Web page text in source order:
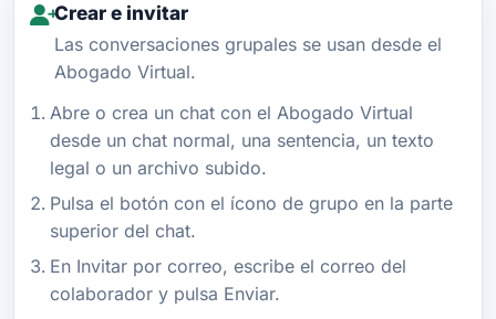
Crear e invitar
Las conversaciones grupales se usan desde el
Abogado Virtual.
Abre o crea un chat con el Abogado Virtual
desde un chat normal, una sentencia, un texto
legal o un archivo subido.
Pulsa el botón con el ícono de grupo en la parte
superior del chat.
En Invitar por correo, escribe el correo del
colaborador y pulsa Enviar.